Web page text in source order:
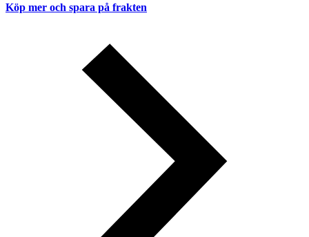
Köp mer och spara på frakten